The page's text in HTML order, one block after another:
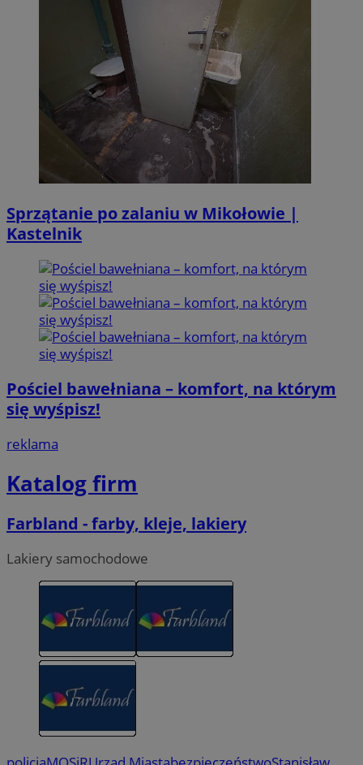
Sprzątanie po zalaniu w Mikołowie |
Kastelnik
Pościel bawełniana – komfort, na którym
się wyśpisz!
reklama
Katalog firm
Farbland - farby, kleje, lakiery
Lakiery samochodowe